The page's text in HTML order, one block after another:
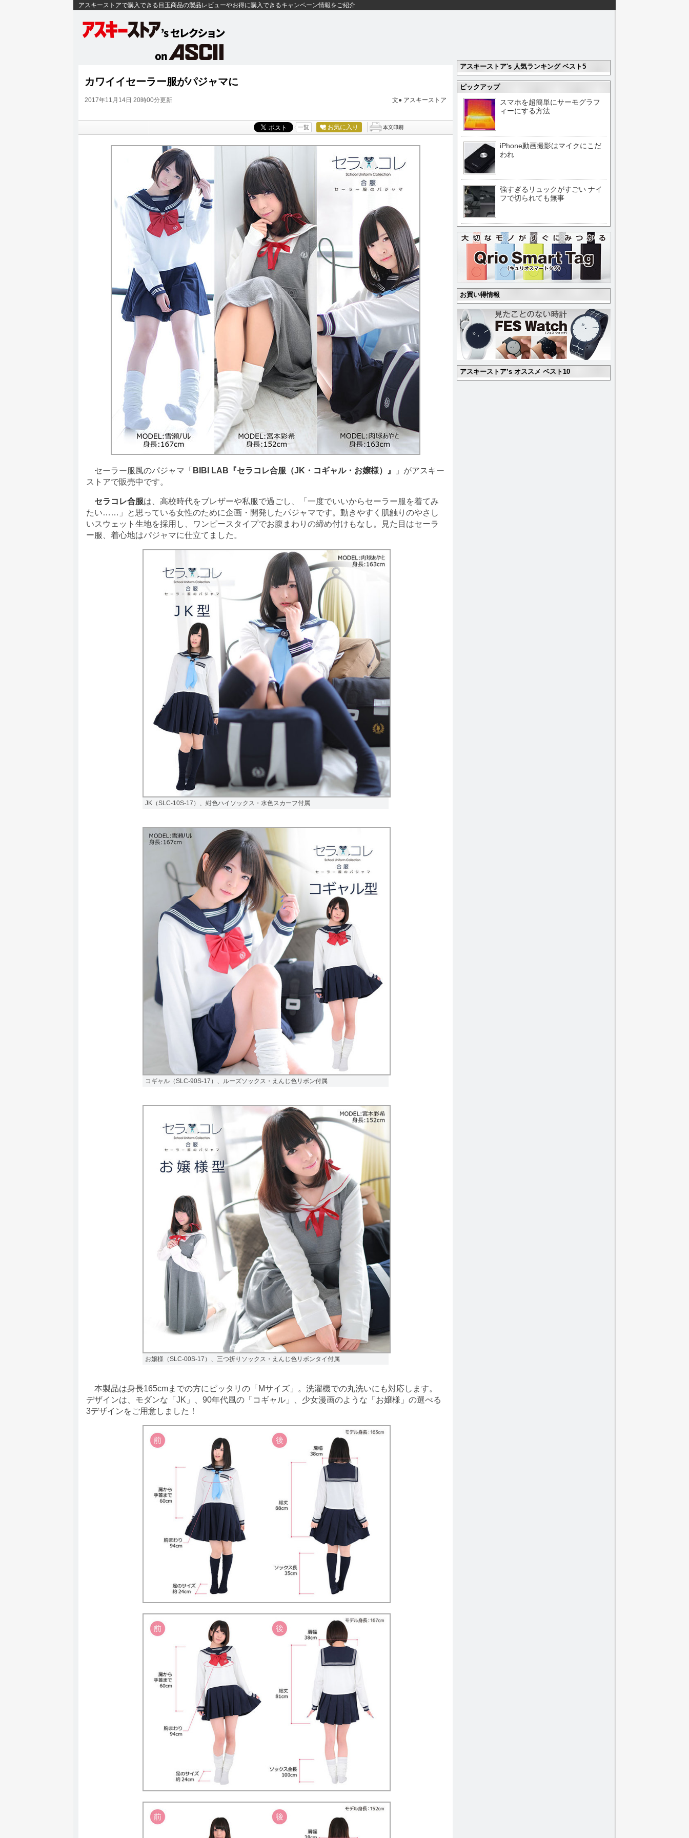
アスキーストアで購入できる目玉商品の製品レビューやお得に購入できるキャンペーン情報をご紹介
カワイイセーラー服がパジャマに
2017年11月14日 20時00分更新 文● アスキーストア
一覧 お気に入り
セーラー服風のパジャマ「 BIBI LAB『セラコレ合服（JK・コギャル・お嬢様）』
」がアスキー
ストアで販売中です。
セラコレ合服は、高校時代をブレザーや私服で過ごし、「一度でいいからセーラー服を着てみ
たい……」と思っている女性のために企画・開発したパジャマです。動きやすく肌触りのやさし
いスウェット生地を採用し、ワンピースタイプでお腹まわりの締め付けもなし。見た目はセーラ
ー服、着心地はパジャマに仕立てました。
JK（SLC-10S-17）、紺色ハイソックス・水色スカーフ付属
コギャル（SLC-90S-17）、ルーズソックス・えんじ色リボン付属
お嬢様（SLC-00S-17）、三つ折りソックス・えんじ色リボンタイ付属
本製品は身長165cmまでの方にピッタリの「Mサイズ」。洗濯機での丸洗いにも対応します。
デザインは、モダンな「JK」、90年代風の「コギャル」、少女漫画のような「お嬢様」の選べる
3デザインをご用意しました！
アスキーストア's 人気ランキング ベスト5
ピックアップ
スマホを超簡単にサーモグラフ
ィーにする方法
iPhone動画撮影はマイクにこだ
われ
強すぎるリュックがすごい ナイ
フで切られても無事
お買い得情報
アスキーストア’s オススメ ベスト10